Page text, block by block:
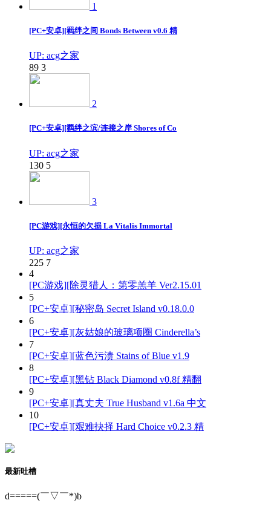
1
[PC+安卓][羁绊之间 Bonds Between v0.6 精
UP: acg之家
89 3
2
[PC+安卓][羁绊之滨/连接之岸 Shores of Co
UP: acg之家
130 5
3
[PC游戏][永恒的欠损 La Vitalis Immortal
UP: acg之家
225 7
4
[PC游戏][除灵猎人：第零羔羊 Ver2.15.01
5
[PC+安卓][秘密岛 Secret Island v0.18.0.0
6
[PC+安卓][灰姑娘的玻璃项圈 Cinderella’s
7
[PC+安卓][蓝色污渍 Stains of Blue v1.9
8
[PC+安卓][黑钻 Black Diamond v0.8f 精翻
9
[PC+安卓][真丈夫 True Husband v1.6a 中文
10
[PC+安卓][艰难抉择 Hard Choice v0.2.3 精
最新吐槽
d=====(￣▽￣*)b